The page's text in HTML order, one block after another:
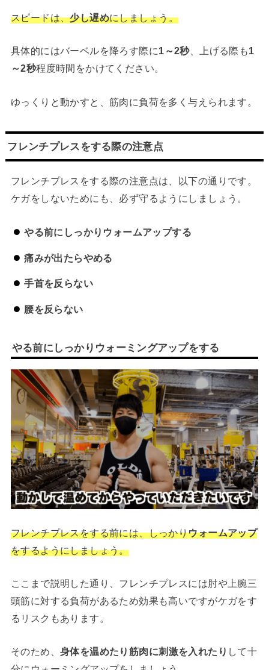
スピードは、少し遅めにしましょう。
具体的にはバーベルを降ろす際に1～2秒、上げる際も1
～2秒程度時間をかけてください。
ゆっくりと動かすと、筋肉に負荷を多く与えられます。
フレンチプレスをする際の注意点
フレンチプレスをする際の注意点は、以下の通りです。
ケガをしないためにも、必ず守るようにしましょう。
やる前にしっかりウォームアップする
痛みが出たらやめる
手首を反らない
腰を反らない
やる前にしっかりウォーミングアップをする
フレンチプレスをする前には、しっかりウォームアップ
をするようにしましょう。
ここまで説明した通り、フレンチプレスには肘や上腕三
頭筋に対する負荷があるため効果も高いですがケガをす
るリスクもあります。
そのため、 身体を温めたり筋肉に刺激を入れたり して十